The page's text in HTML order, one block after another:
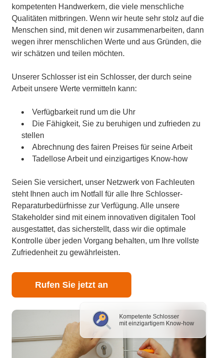
Kompetente Schlosser
mit einzigartigem Know-how
kompetenten Handwerkern, die viele menschliche
Qualitäten mitbringen. Wenn wir heute sehr stolz auf die
Menschen sind, mit denen wir zusammenarbeiten, dann
wegen ihrer menschlichen Werte und aus Gründen, die
wir schätzen und teilen möchten.
Unserer Schlosser ist ein Schlosser, der durch seine
Arbeit unsere Werte vermitteln kann:
Verfügbarkeit rund um die Uhr
Die Fähigkeit, Sie zu beruhigen und zufrieden zu
stellen
Abrechnung des fairen Preises für seine Arbeit
Tadellose Arbeit und einzigartiges Know-how
Seien Sie versichert, unser Netzwerk von Fachleuten
steht Ihnen auch im Notfall für alle Ihre Schlosser-
Reparaturbedürfnisse zur Verfügung. Alle unsere
Stakeholder sind mit einem innovativen digitalen Tool
ausgestattet, das sicherstellt, dass wir die optimale
Kontrolle über jeden Vorgang behalten, um Ihre vollste
Zufriedenheit zu gewährleisten.
Rufen Sie jetzt an